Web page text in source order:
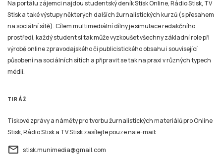
Na portálu zájemci najdou studentský deník Stisk Online, Rádio Stisk, TV
Stisk a také výstupy některých dalších žurnalistických kurzů (s přesahem
na sociální sítě). Cílem multimediální dílny je simulace redakčního
prostředí, každý student si tak může vyzkoušet všechny základní role při
výrobě online zpravodajského či publicistického obsahu i související
působení na sociálních sítích a připravit se tak na praxi v různých typech
médií.
TIRÁŽ
Tiskové zprávy a náměty pro tvorbu žurnalistických materiálů pro Online
Stisk, Rádio Stisk a TV Stisk zasílejte pouze na e-mail:
email stisk.munimedia@gmail.com